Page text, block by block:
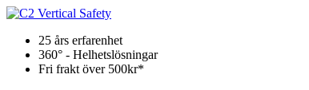
Hoppa
innehåll25 års erfarenhet
360° - Helhetslösningar
Fri frakt över 500kr*